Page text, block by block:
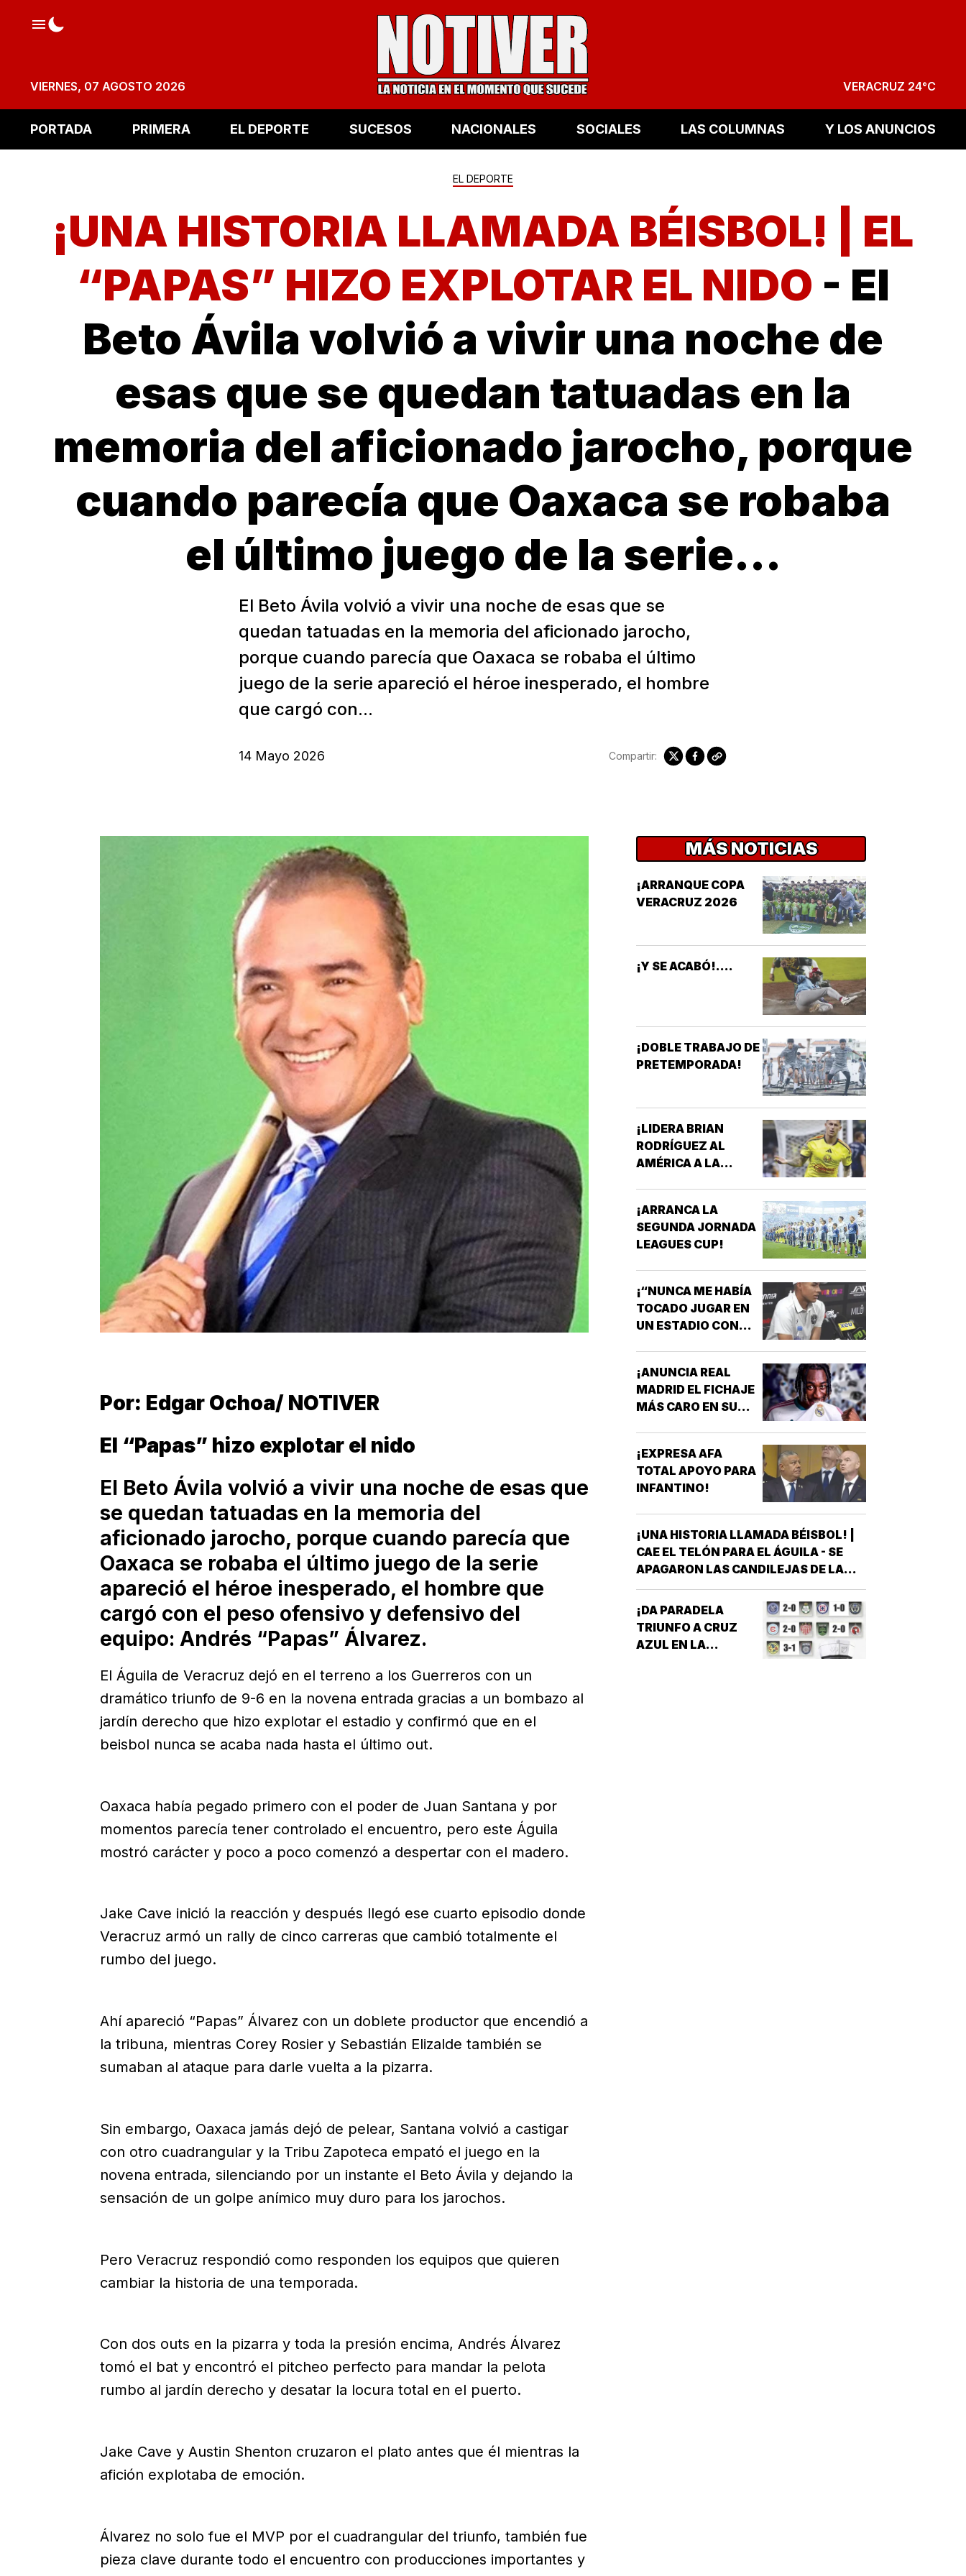
VIERNES, 07 AGOSTO 2026 VERACRUZ 24°C
PORTADA PRIMERA EL DEPORTE SUCESOS NACIONALES SOCIALES LAS COLUMNAS Y LOS ANUNCIOS
EL DEPORTE
¡UNA HISTORIA LLAMADA BÉISBOL! | EL
“PAPAS” HIZO EXPLOTAR EL NIDO - El
Beto Ávila volvió a vivir una noche de
esas que se quedan tatuadas en la
memoria del aficionado jarocho, porque
cuando parecía que Oaxaca se robaba
el último juego de la serie…
El Beto Ávila volvió a vivir una noche de esas que se
quedan tatuadas en la memoria del aficionado jarocho,
porque cuando parecía que Oaxaca se robaba el último
juego de la serie apareció el héroe inesperado, el hombre
que cargó con...
14 Mayo 2026 Compartir:
Por: Edgar Ochoa/ NOTIVER
El “Papas” hizo explotar el nido
El Beto Ávila volvió a vivir una noche de esas que
se quedan tatuadas en la memoria del
aficionado jarocho, porque cuando parecía que
Oaxaca se robaba el último juego de la serie
apareció el héroe inesperado, el hombre que
cargó con el peso ofensivo y defensivo del
equipo: Andrés “Papas” Álvarez.
El Águila de Veracruz dejó en el terreno a los Guerreros con un
dramático triunfo de 9-6 en la novena entrada gracias a un bombazo al
jardín derecho que hizo explotar el estadio y confirmó que en el
beisbol nunca se acaba nada hasta el último out.
Oaxaca había pegado primero con el poder de Juan Santana y por
momentos parecía tener controlado el encuentro, pero este Águila
mostró carácter y poco a poco comenzó a despertar con el madero.
Jake Cave inició la reacción y después llegó ese cuarto episodio donde
Veracruz armó un rally de cinco carreras que cambió totalmente el
rumbo del juego.
Ahí apareció “Papas” Álvarez con un doblete productor que encendió a
la tribuna, mientras Corey Rosier y Sebastián Elizalde también se
sumaban al ataque para darle vuelta a la pizarra.
Sin embargo, Oaxaca jamás dejó de pelear, Santana volvió a castigar
con otro cuadrangular y la Tribu Zapoteca empató el juego en la
novena entrada, silenciando por un instante el Beto Ávila y dejando la
sensación de un golpe anímico muy duro para los jarochos.
Pero Veracruz respondió como responden los equipos que quieren
cambiar la historia de una temporada.
Con dos outs en la pizarra y toda la presión encima, Andrés Álvarez
tomó el bat y encontró el pitcheo perfecto para mandar la pelota
rumbo al jardín derecho y desatar la locura total en el puerto.
Jake Cave y Austin Shenton cruzaron el plato antes que él mientras la
afición explotaba de emoción.
Álvarez no solo fue el MVP por el cuadrangular del triunfo, también fue
pieza clave durante todo el encuentro con producciones importantes y
MÁS NOTICIAS
¡ARRANQUE COPA
VERACRUZ 2026
¡Y SE ACABÓ!....
¡DOBLE TRABAJO DE
PRETEMPORADA!
¡LIDERA BRIAN
RODRÍGUEZ AL
AMÉRICA A LA
¡ARRANCA LA
SEGUNDA JORNADA
LEAGUES CUP!
¡“NUNCA ME HABÍA
TOCADO JUGAR EN
UN ESTADIO CON
¡ANUNCIA REAL
MADRID EL FICHAJE
MÁS CARO EN SU
¡EXPRESA AFA
TOTAL APOYO PARA
INFANTINO!
¡UNA HISTORIA LLAMADA BÉISBOL! |
CAE EL TELÓN PARA EL ÁGUILA - SE
APAGARON LAS CANDILEJAS DE LA
TEMPORADA 2026 PARA EL ÁGUILA DE
VERACRUZ *LA NOVENA JAROCHA
CERRÓ SU CALENDARIO CON UNA
VICTORIA DE 10-6 SOBRE PERICOS DE
PUEBLA, PERO EL TRIUNFO YA NO…
¡DA PARADELA
TRIUNFO A CRUZ
AZUL EN LA